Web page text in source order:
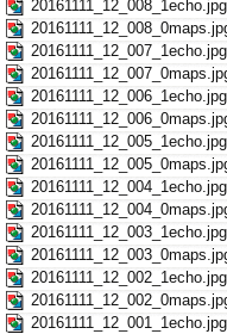
20161111_12_008_1echo.jpg
20161111_12_007_1echo.jpg
20161111_12_006_1echo.jpg
20161111_12_005_1echo.jpg
20161111_12_004_1echo.jpg
20161111_12_003_1echo.jpg
20161111_12_002_1echo.jpg
20161111_12_001_1echo.jpg